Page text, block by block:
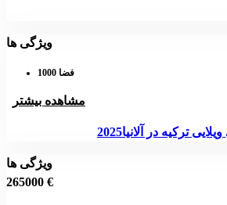
ویژگی ها
فضا 1000
مشاهده بیشتر
ترکیه در آلانیا2025
ویژگی ها
265000 €